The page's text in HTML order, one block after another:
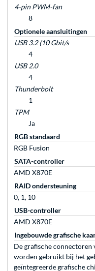
4-pin PWM-fan
8
Optionele aansluitingen
USB 3.2 (10 Gbit/s
4
USB 2.0
4
Thunderbolt
1
TPM
Ja
RGB standaard
RGB Fusion
SATA-controller
AMD X870E
RAID ondersteuning
0, 1, 10
USB-controller
AMD X870E
Ingebouwde grafische
De grafische connectoren
worden gebruikt bij het
geïntegreerde grafische